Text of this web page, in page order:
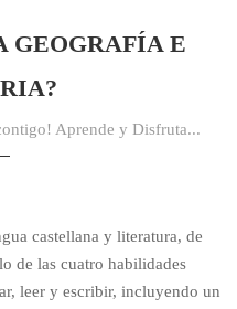
GEOGRAFÍA E
Aprende y Disfruta...
castellana y literatura, de
de las cuatro habilidades
leer y escribir, incluyendo un